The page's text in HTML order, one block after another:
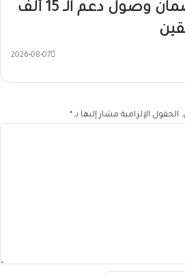
بجنوب كردفان لضمان وصول دعم الـ 15 ألف
2026-08-07
الحقول الإلزامية مشار إليها بـ *